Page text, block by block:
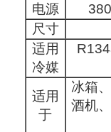
电源
尺寸
适用
冷媒
适用
于
冰箱
酒机